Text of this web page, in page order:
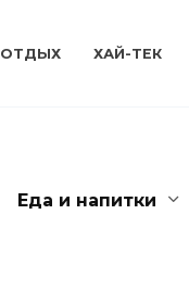
ОТДЫХ ХАЙ-ТЕК
Еда и напитки